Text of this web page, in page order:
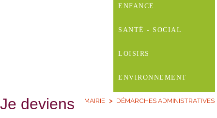
ENFANCE
SANTÉ - SOCIAL
LOISIRS
ENVIRONNEMENT
MAIRIE DÉMARCHES ADMINISTRATIVES
Je deviens